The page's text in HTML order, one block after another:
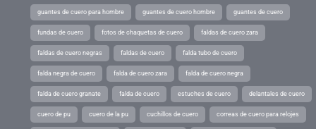
guantes de cuero para hombre guantes de cuero hombre guantes de cuero
fundas de cuero fotos de chaquetas de cuero faldas de cuero zara
faldas de cuero negras faldas de cuero falda tubo de cuero
falda negra de cuero falda de cuero zara falda de cuero negra
falda de cuero granate falda de cuero estuches de cuero delantales de cuero
cuero de pu cuero de la pu cuchillos de cuero correas de cuero para relojes